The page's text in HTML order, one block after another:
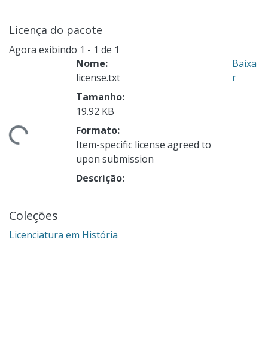
Licença do pacote
Agora exibindo 1 - 1 de 1
Nome:
license.txt
Tamanho:
19.92 KB
Formato:
Item-specific license agreed to
upon submission
Descrição:
Baixa
r
Coleções
Licenciatura em História